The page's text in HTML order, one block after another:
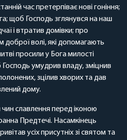
час претерпіває нові гоніння;
щоб Господь зглянувся на наш
і втратив домівки; про
волі, які допомагають
просили у Бога милості
умудрив владу, зміцнив
зцілив хворих та дав
дому.
чин славлення перед іконою
Предтечі. Насамкінець
усіх присутніх зі святом та